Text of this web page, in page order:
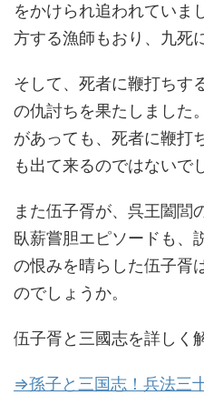
をかけられ追われていま
方する漁師もおり、九死
そして、死者に鞭打ちす
の仇討ちを果たしました
があっても、死者に鞭打
も出て来るのではないで
また伍子胥が、呉王闔閭
臥薪嘗胆エピソードも、
の恨みを晴らした伍子胥
のでしょうか。
伍子胥と三國志を詳しく
⇒孫子と三国志！兵法三